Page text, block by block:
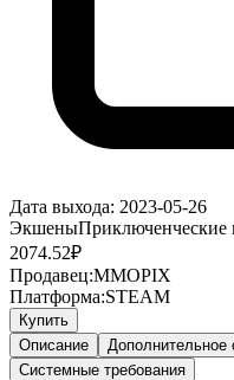
Дата выхода: 2023-05-26
ЭкшеныПриключенческие
2074.52₽
Продавец:MMOPIX
Платформа:STEAM
Купить
Описание
Дополнительное
Системные требования